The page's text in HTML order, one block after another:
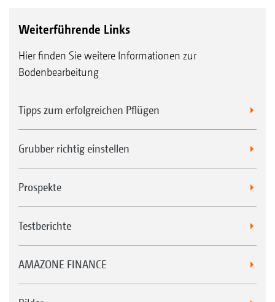
Weiterführende Links
Hier finden Sie weitere Informationen zur
Bodenbearbeitung
Tipps zum erfolgreichen Pflügen
Grubber richtig einstellen
Prospekte
Testberichte
AMAZONE FINANCE